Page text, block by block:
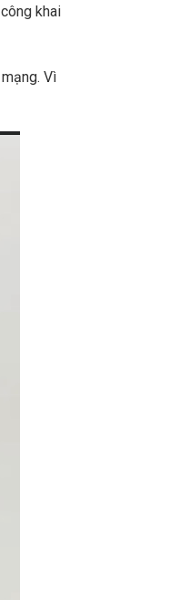
khai
Vì